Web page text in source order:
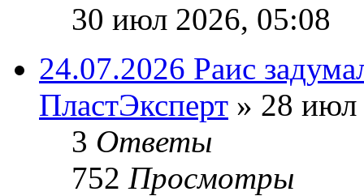
30 июл 2026, 05:08
24.07.2026 Раис
ПластЭксперт » 28 июл
3 Ответы
752 Просмотры